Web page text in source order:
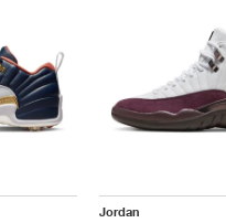
Jordan